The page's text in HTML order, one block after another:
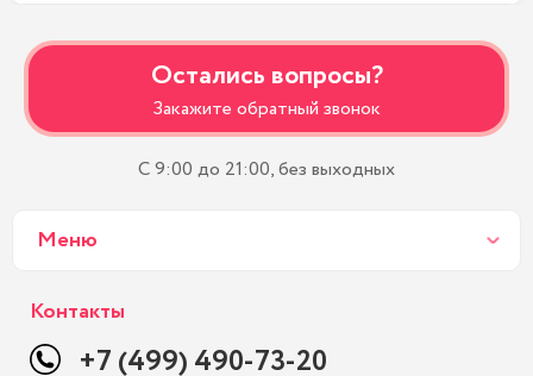
Остались вопросы?
Закажите обратный звонок
С 9:00 до 21:00, без выходных
Меню
Контакты
+7 (499) 490-73-20